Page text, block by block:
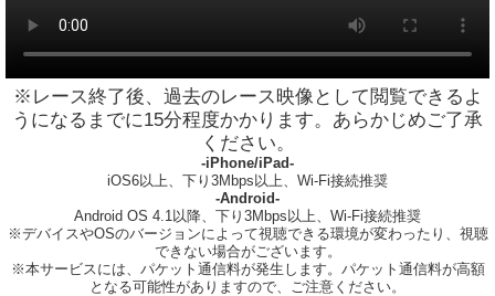
※レース終了後、過去のレース映像として閲覧できるよ
うになるまでに15分程度かかります。あらかじめご了承
ください。
-iPhone/iPad-
iOS6以上、下り3Mbps以上、Wi-Fi接続推奨
-Android-
Android OS 4.1以降、下り3Mbps以上、Wi-Fi接続推奨
※デバイスやOSのバージョンによって視聴できる環境が変わったり、視聴
できない場合がございます。
※本サービスには、パケット通信料が発生します。パケット通信料が高額
となる可能性がありますので、ご注意ください。